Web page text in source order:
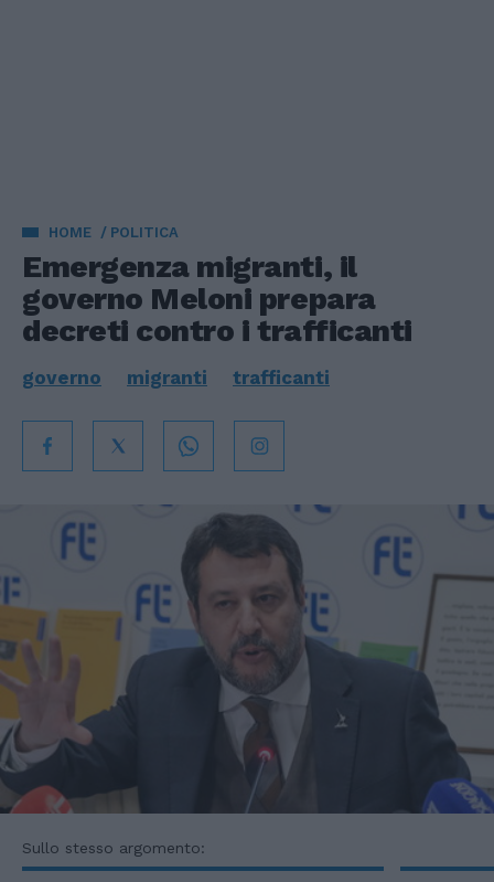
HOME POLITICA
Emergenza migranti, il
governo Meloni prepara
decreti contro i trafficanti
governo migranti trafficanti
Sullo stesso argomento: